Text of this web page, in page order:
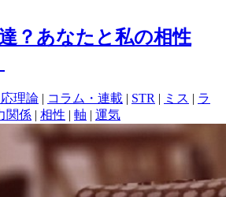
？あなたと私の相性
理論 | コラム・連載 | STR | ミス | ラ
関係 | 相性 | 軸 | 運気